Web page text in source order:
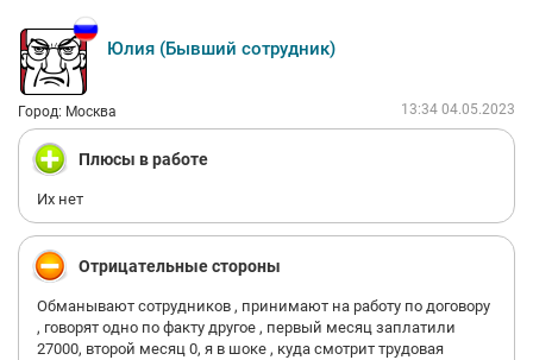
Юлия (Бывший сотрудник)
Город: Москва 13:34 04.05.2023
Плюсы в работе
Их нет
Отрицательные стороны
Обманывают сотрудников , принимают на работу по договору
, говорят одно по факту другое , первый месяц заплатили
27000, второй месяц 0, я в шоке , куда смотрит трудовая